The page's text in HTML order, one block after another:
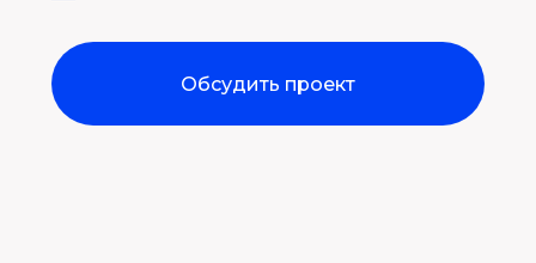
Обсудить проект